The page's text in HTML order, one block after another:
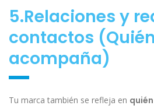
5.Relaciones y
contactos
acompaña)
Tu marca también se refleja en